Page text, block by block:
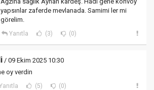
yapsınlar zaferde mevlanada. Samimi ler mi
görelim.
Yanıtla (3) (0)
/ 09 Ekim 2025 10:30
oy verdin
(5) (0)